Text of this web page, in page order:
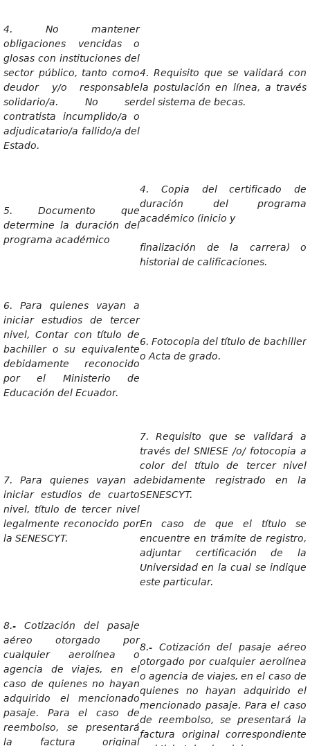
4. No mantener
obligaciones vencidas o
glosas con instituciones del
sector público, tanto como
deudor y/o responsable
solidario/a. No ser
contratista incumplido/a o
adjudicatario/a fallido/a del
Estado.
4. Requisito que se validará con
la postulación en línea, a través
del sistema de becas.
5. Documento que
determine la duración del
programa académico
4. Copia del certificado de
duración del programa
académico (inicio y
finalización de la carrera) o
historial de calificaciones.
6. Para quienes vayan a
iniciar estudios de tercer
nivel, Contar con título de
bachiller o su equivalente
debidamente reconocido
por el Ministerio de
Educación del Ecuador.
6. Fotocopia del título de bachiller
o Acta de grado.
7. Para quienes vayan a
iniciar estudios de cuarto
nivel, título de tercer nivel
legalmente reconocido por
la SENESCYT.
7. Requisito que se validará a
través del SNIESE /o/ fotocopia a
color del título de tercer nivel
debidamente registrado en la
SENESCYT.
En caso de que el título se
encuentre en trámite de registro,
adjuntar certificación de la
Universidad en la cual se indique
este particular.
8.- Cotización del pasaje
aéreo otorgado por
cualquier aerolínea o
agencia de viajes, en el
caso de quienes no hayan
adquirido el mencionado
pasaje. Para el caso de
reembolso, se presentará
la factura original
8.- Cotización del pasaje aéreo
otorgado por cualquier aerolínea
o agencia de viajes, en el caso de
quienes no hayan adquirido el
mencionado pasaje. Para el caso
de reembolso, se presentará la
factura original correspondiente